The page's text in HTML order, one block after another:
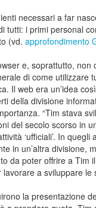
necessari a far
tutti: i primi personal
(vd. approfondimento
e, soprattutto, non
di come utilizzare
Il web era un’idea
della divisione
“Tim stava
del secolo scorso in
‘ufficiali’. In quegli
in un’altra divisione,
da poter offrire a Tim
a sviluppare le
la presentazione